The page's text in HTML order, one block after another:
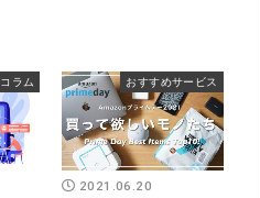
コラム おすすめサービス
2021.06.20